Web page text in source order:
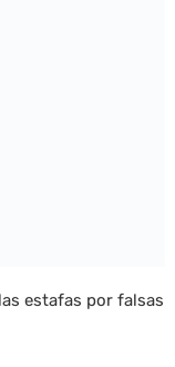
estafas por falsas